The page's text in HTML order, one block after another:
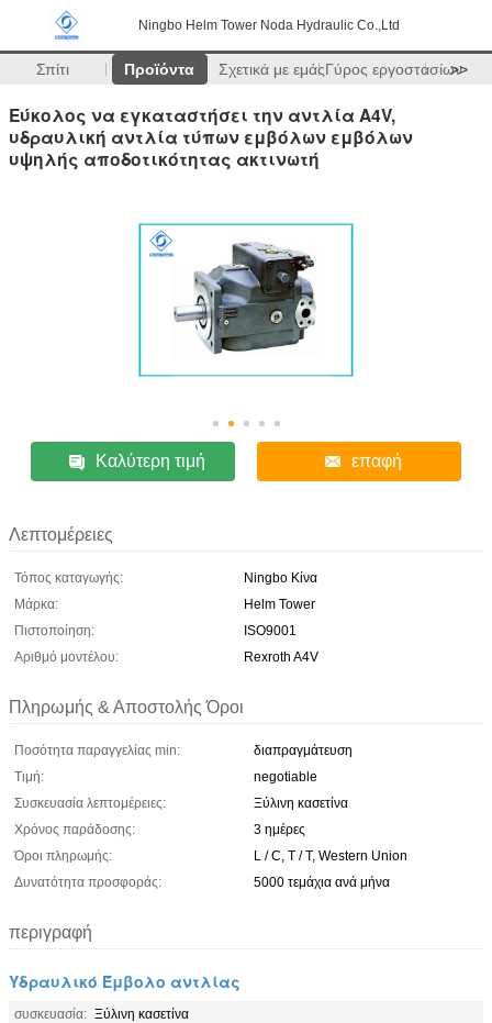
Ningbo Helm Tower Noda Hydraulic Co.,Ltd
Σπίτι Προϊόντα Σχετικά με εμάςΓύρος εργοστασίων
>>
Εύκολος να εγκαταστήσει την αντλία A4V,
υδραυλική αντλία τύπων εμβόλων εμβόλων
υψηλής αποδοτικότητας ακτινωτή
Καλύτερη τιμή επαφή
Λεπτομέρειες
Τόπος καταγωγής:
Ningbo Κίνα
Μάρκα:
Helm Tower
Πιστοποίηση:
ISO9001
Αριθμό μοντέλου:
Rexroth A4V
Πληρωμής & Αποστολής Όροι
Ποσότητα παραγγελίας min:
διαπραγμάτευση
Τιμή:
negotiable
Συσκευασία λεπτομέρειες:
Ξύλινη κασετίνα
Χρόνος παράδοσης:
3 ημέρες
Όροι πληρωμής:
L / C, T / T, Western Union
Δυνατότητα προσφοράς:
5000 τεμάχια ανά μήνα
περιγραφή
Υδραυλικό Έμβολο αντλίας
συσκευασία: Ξύλινη κασετίνα